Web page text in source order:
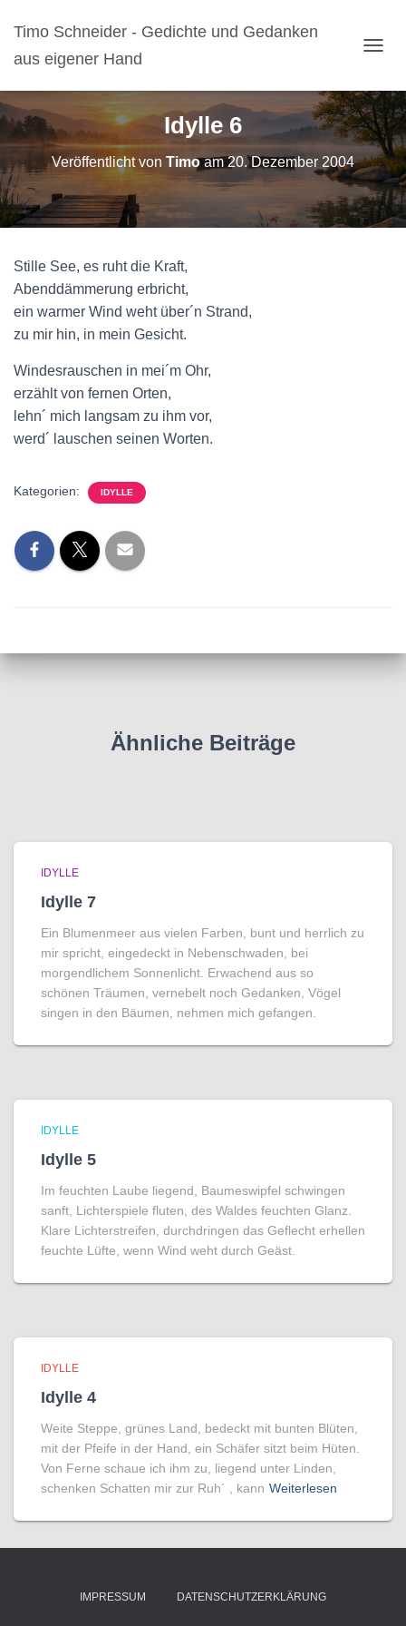
Timo Schneider - Gedichte und Gedanken
aus eigener Hand
V
I
G
A
T
I
O
N
U
Idylle 6
Veröffentlicht von Timoam20. Dezember 2004
Stille See, es ruht die Kraft,
Abenddämmerung erbricht,
ein warmer Wind weht über´n Strand,
zu mir hin, in mein Gesicht.
Windesrauschen in mei´m Ohr,
erzählt von fernen Orten,
lehn´ mich langsam zu ihm vor,
werd´ lauschen seinen Worten.
Kategorien: IDYLLE
Ähnliche Beiträge
IDYLLE
Idylle 7
Ein Blumenmeer aus vielen Farben, bunt und herrlich zu
mir spricht, eingedeckt in Nebenschwaden, bei
morgendlichem Sonnenlicht. Erwachend aus so
schönen Träumen, vernebelt noch Gedanken, Vögel
singen in den Bäumen, nehmen mich gefangen.
IDYLLE
Idylle 5
Im feuchten Laube liegend, Baumeswipfel schwingen
sanft, Lichterspiele fluten, des Waldes feuchten Glanz.
Klare Lichterstreifen, durchdringen das Geflecht erhellen
feuchte Lüfte, wenn Wind weht durch Geäst.
IDYLLE
Idylle 4
Weite Steppe, grünes Land, bedeckt mit bunten Blüten,
mit der Pfeife in der Hand, ein Schäfer sitzt beim Hüten.
Von Ferne schaue ich ihm zu, liegend unter Linden,
schenken Schatten mir zur Ruh´ , kann Weiterlesen
IMPRESSUM DATENSCHUTZERKLÄRUNG